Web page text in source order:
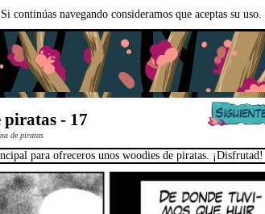
navegando consideramos que aceptas su uso.
piratas - 17
de piratas
para ofreceros unos woodies de piratas. ¡Disfrutad!